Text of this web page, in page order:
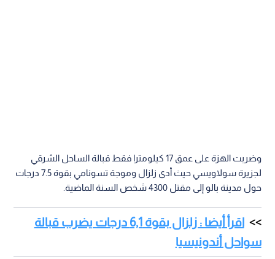
وضربت الهزة على عمق 17 كيلومترا فقط قبالة الساحل الشرقي
لجزيرة سولاويسي حيث أدى زلزال وموجة تسونامي بقوة 7.5 درجات
حول مدينة بالو إلى مقتل 4300 شخص السنة الماضية.
اقرأ أيضا : زلزال بقوة 6,1 درجات يضرب قبالة
سواحل أندونيسيا